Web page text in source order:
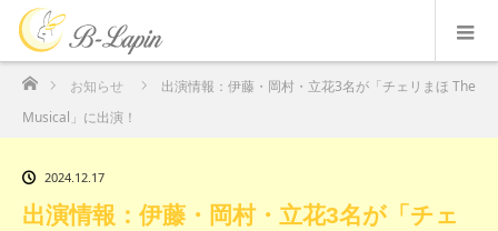
ホームお知らせ
出演情報：伊藤・岡村・立花3名が「チェリまほ The
Musical」に出演！
2024.12.17
出演情報：伊藤・岡村・立花3名が「チェ